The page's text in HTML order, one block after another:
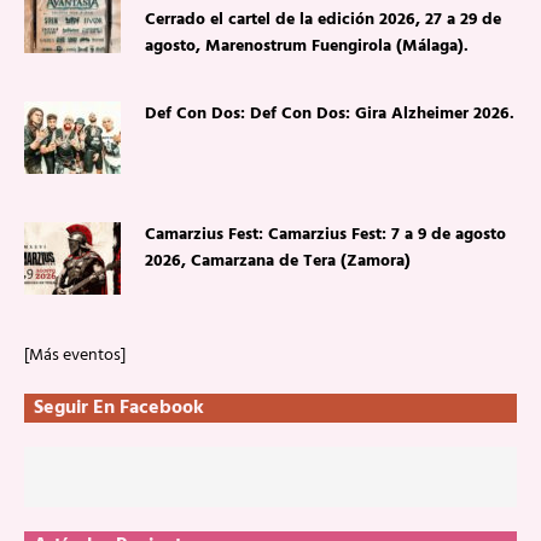
Cerrado el cartel de la edición 2026, 27 a 29 de
agosto, Marenostrum Fuengirola (Málaga).
Def Con Dos: Def Con Dos: Gira Alzheimer 2026.
Camarzius Fest: Camarzius Fest: 7 a 9 de agosto
2026, Camarzana de Tera (Zamora)
[Más eventos]
Seguir En Facebook